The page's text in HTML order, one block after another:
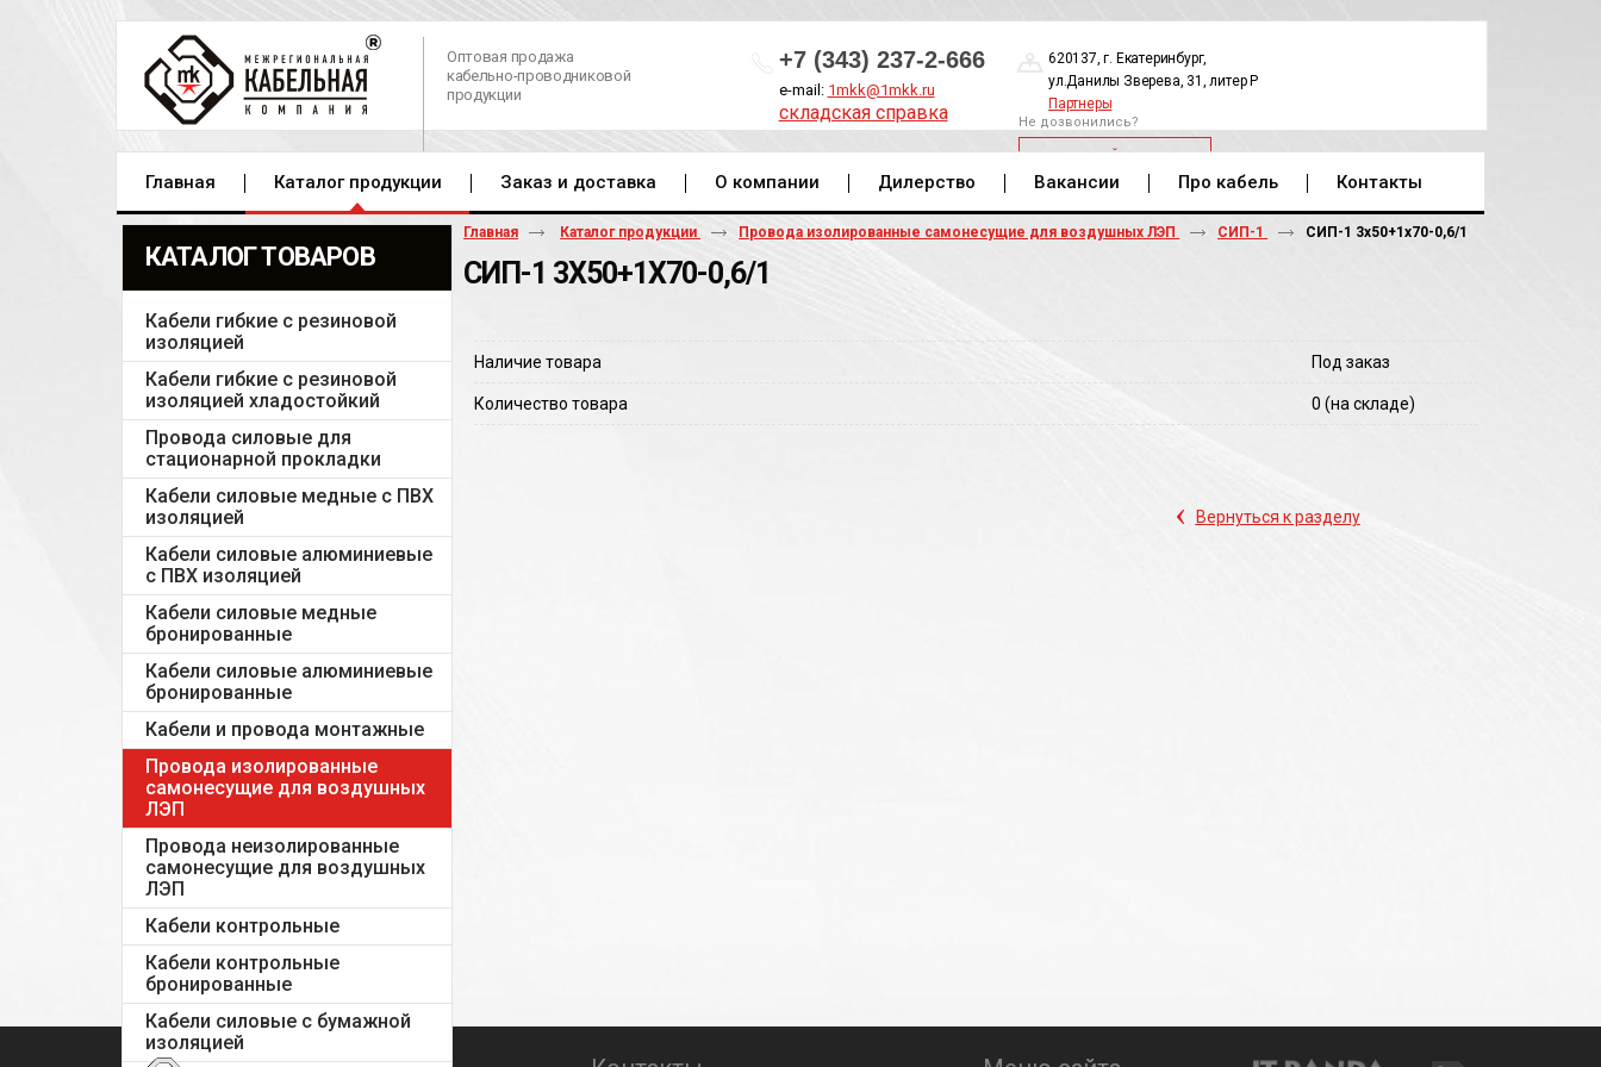
Оптовая продажа
кабельно-проводниковой
продукции
+7 (343) 237-2-666
e-mail: 1mkk@1mkk.ru
складская справка
620137, г. Екатеринбург,
ул.Данилы Зверева, 31, литер Р
Партнеры
Не дозвонились?
ОБРАТНЫЙ ЗВОНОК
Главная Каталог продукции Заказ и доставка О компании Дилерство Вакансии Про кабель Контакты
КАТАЛОГ ТОВАРОВ
Кабели гибкие с резиновой
изоляцией
Кабели гибкие с резиновой
изоляцией хладостойкий
Провода силовые для
стационарной прокладки
Кабели силовые медные с ПВХ
изоляцией
Кабели силовые алюминиевые
с ПВХ изоляцией
Кабели силовые медные
бронированные
Кабели силовые алюминиевые
бронированные
Кабели и провода монтажные
Провода изолированные
самонесущие для воздушных
ЛЭП
Провода неизолированные
самонесущие для воздушных
ЛЭП
Кабели контрольные
Кабели контрольные
бронированные
Кабели силовые с бумажной
изоляцией
Главная Каталог продукции Провода изолированные самонесущие для воздушных ЛЭП СИП-1 СИП-1 3х50+1х70-0,6/1
СИП-1 3Х50+1Х70-0,6/1
Наличие товара Под заказ
Количество товара 0 (на складе)
‹ Вернуться к разделу